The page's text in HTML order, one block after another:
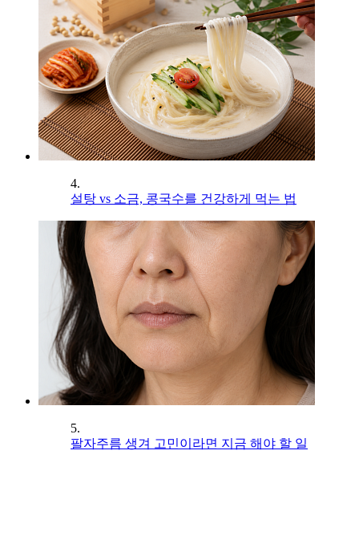
4.
설탕 vs 소금, 콩국수를 건강하게 먹는 법
5.
팔자주름 생겨 고민이라면 지금 해야 할 일